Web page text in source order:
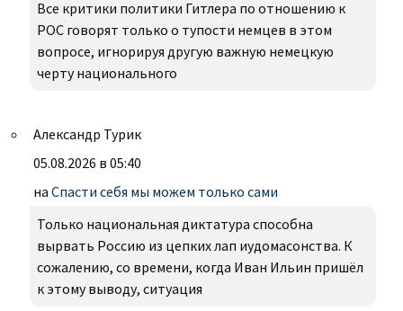
Все критики политики Гитлера по отношению к
РОС говорят только о тупости немцев в этом
вопросе, игнорируя другую важную немецкую
черту национального
Александр Турик
05.08.2026 в 05:40
на Спасти себя мы можем только сами
Только национальная диктатура способна
вырвать Россию из цепких лап иудомасонства. К
сожалению, со времени, когда Иван Ильин пришёл
к этому выводу, ситуация